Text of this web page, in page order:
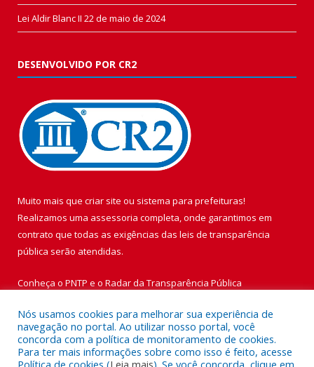
Lei Aldir Blanc II 22 de maio de 2024
DESENVOLVIDO POR CR2
Muito mais que criar site ou sistema para prefeituras!
Realizamos uma assessoria completa, onde garantimos em
contrato que todas as exigências das leis de transparência
pública serão atendidas.
Conheça o PNTP e o Radar da Transparência Pública
Todos os direitos reservados a Prefeitura Municipal de Vigia de
Nós usamos cookies para melhorar sua experiência de
navegação no portal. Ao utilizar nosso portal, você
concorda com a política de monitoramento de cookies.
Para ter mais informações sobre como isso é feito, acesse
Política de cookies (Leia mais). Se você concorda, clique em